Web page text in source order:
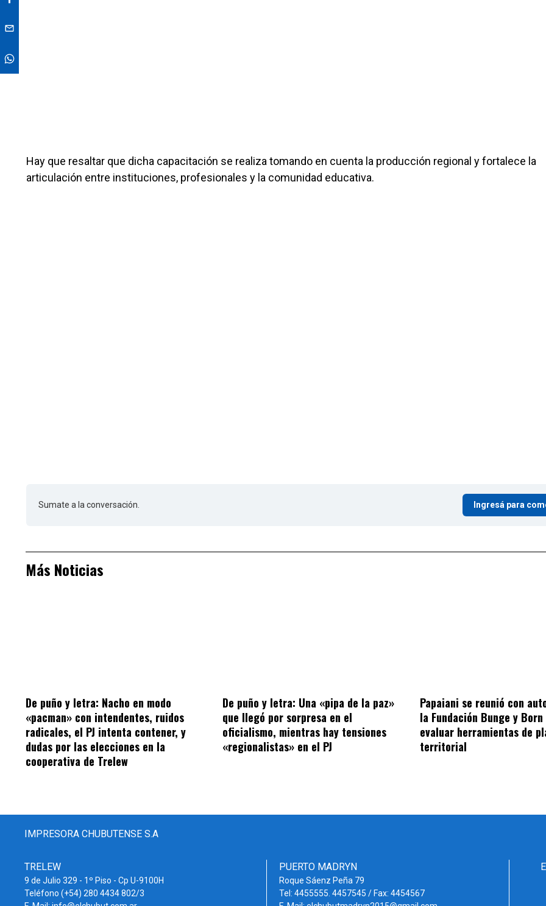
Hay que resaltar que dicha capacitación se realiza tomando en cuenta la producción regional y fortalece la
articulación entre instituciones, profesionales y la comunidad educativa.
Sumate a la conversación. Ingresá para
Más Noticias
De puño y letra: Nacho en modo
«pacman» con intendentes, ruidos
radicales, el PJ intenta contener, y
dudas por las elecciones en la
cooperativa de Trelew
De puño y letra: Una «pipa de la paz»
que llegó por sorpresa en el
oficialismo, mientras hay tensiones
«regionalistas» en el PJ
Papaiani se reunió con
la Fundación Bunge y
evaluar herramientas de
territorial
IMPRESORA CHUBUTENSE S.A
TRELEW
9 de Julio 329 - 1º Piso - Cp U-9100H
Teléfono (+54) 280 4434 802/3
PUERTO MADRYN
Roque Sáenz Peña 79
Tel: 4455555. 4457545 / Fax: 4454567